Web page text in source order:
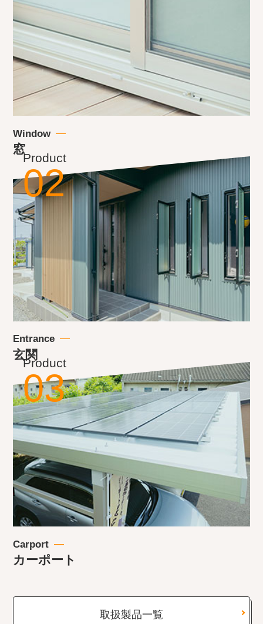
Window
窓
Product
02
Entrance
玄関
Product
03
Carport
カーポート
取扱製品一覧